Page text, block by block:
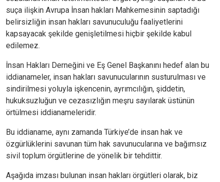
suça ilişkin Avrupa İnsan hakları Mahkemesinin saptadığı
belirsizliğin insan hakları savunuculuğu faaliyetlerini
kapsayacak şekilde genişletilmesi hiçbir şekilde kabul
edilemez.
İnsan Hakları Derneğini ve Eş Genel Başkanını hedef alan bu
iddianameler, insan hakları savunucularının susturulması ve
sindirilmesi yoluyla işkencenin, ayrımcılığın, şiddetin,
hukuksuzluğun ve cezasızlığın meşru sayılarak üstünün
örtülmesi iddianameleridir.
Bu iddianame, aynı zamanda Türkiye’de insan hak ve
özgürlüklerini savunan tüm hak savunucularına ve bağımsız
sivil toplum örgütlerine de yönelik bir tehdittir.
Aşağıda imzası bulunan insan hakları örgütleri olarak, biz